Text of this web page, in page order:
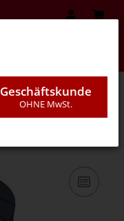
Geschäftskunde
OHNE MwSt.